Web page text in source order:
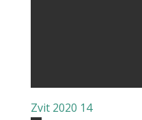
Zvit 2020 14